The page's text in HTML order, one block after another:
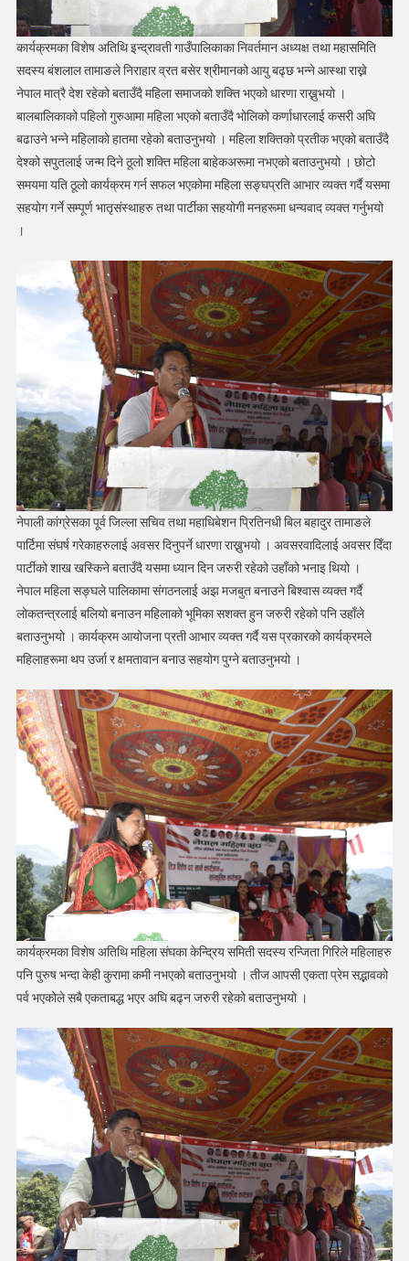
कार्यक्रमका विशेष अतिथि इन्द्रावती गाउँपालिकाका निवर्तमान अध्यक्ष तथा महासमिति
सदस्य बंशलाल तामाङले निराहार व्रत बसेर श्रीमानको आयु बढ्छ भन्ने आस्था राख्ने
नेपाल मात्रै देश रहेको बताउँदै महिला समाजको शक्ति भएको धारणा राख्नुभयो ।
बालबालिकाको पहिलो गुरुआमा महिला भएको बताउँदै भोलिको कर्णाधारलाई कसरी अघि
बढाउने भन्ने महिलाको हातमा रहेको बताउनुभयो । महिला शक्तिको प्रतीक भएको बताउँदै
देश्को सपुतलाई जन्म दिने ठूलो शक्ति महिला बाहेकअरूमा नभएको बताउनुभयो । छोटो
समयमा यति ठूलो कार्यक्रम गर्न सफल भएकोमा महिला सङ्घप्रति आभार व्यक्त गर्दै यसमा
सहयोग गर्ने सम्पूर्ण भातृसंस्थाहरु तथा पार्टीका सहयोगी मनहरूमा धन्यवाद व्यक्त गर्नुभयो
।
नेपाली कांग्रेसका पूर्व जिल्ला सचिव तथा महाधिबेशन प्रितिनधी बिल बहादुर तामाङले
पार्टिमा संघर्ष गरेकाहरुलाई अवसर दिनुपर्ने धारणा राख्नुभयो । अवसरवादिलाई अवसर दिँदा
पार्टीको शाख खस्किने बताउँदै यसमा ध्यान दिन जरुरी रहेको उहाँको भनाइ थियो ।
नेपाल महिला सङ्घले पालिकामा संगठनलाई अझ मजबुत बनाउने बिश्वास व्यक्त गर्दै
लोकतन्त्रलाई बलियो बनाउन महिलाको भूमिका सशक्त हुन जरुरी रहेको पनि उहाँले
बताउनुभयो । कार्यक्रम आयोजना प्रती आभार व्यक्त गर्दै यस प्रकारको कार्यक्रमले
महिलाहरूमा थप उर्जा र क्षमतावान बनाउ सहयोग पुग्ने बताउनुभयो ।
कार्यक्रमका विशेष अतिथि महिला संघका केन्द्रिय समिती सदस्य रन्जिता गिरिले महिलाहरु
पनि पुरुष भन्दा केही कुरामा कमी नभएको बताउनुभयो । तीज आपसी एकता प्रेम सद्भावको
पर्व भएकोले सबै एकताबद्ध भएर अघि बढ्न जरुरी रहेको बताउनुभयो ।